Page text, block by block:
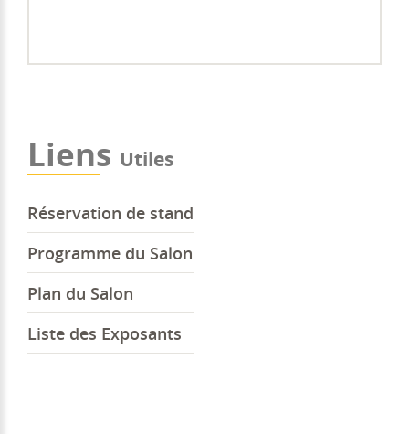
Liens Utiles
Réservation de stand
Programme du Salon
Plan du Salon
Liste des Exposants